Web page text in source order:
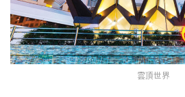
雲頂世界